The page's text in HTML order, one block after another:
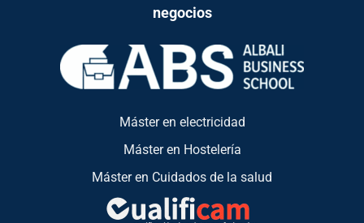
negocios
Máster en electricidad
Máster en Hostelería
Máster en Cuidados de la salud